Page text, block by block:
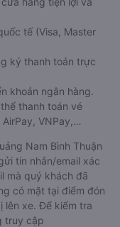
tế (Visa, Master
ký thanh toán trực
khoản ngân hàng.
thanh toán vé
VNPay,…
Nam Bình Thuận
tin nhắn/email xác
mà quý khách đã
có mặt tại điểm đón
lên xe. Để kiểm tra
truy cập